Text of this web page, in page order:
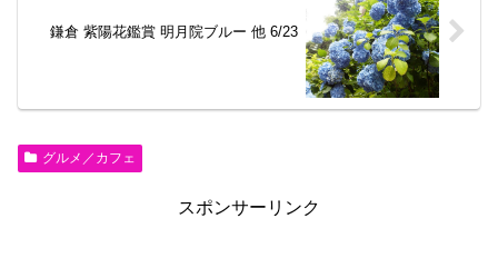
鎌倉 紫陽花鑑賞 明月院ブルー 他 6/23
グルメ／カフェ
スポンサーリンク